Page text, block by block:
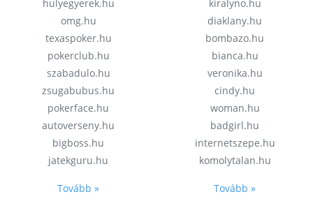
hulyegyerek.hu
omg.hu
texaspoker.hu
pokerclub.hu
szabadulo.hu
zsugabubus.hu
pokerface.hu
autoverseny.hu
bigboss.hu
jatekguru.hu
Tovább »
kiralyno.hu
diaklany.hu
bombazo.hu
bianca.hu
veronika.hu
cindy.hu
woman.hu
badgirl.hu
internetszepe.hu
komolytalan.hu
Tovább »